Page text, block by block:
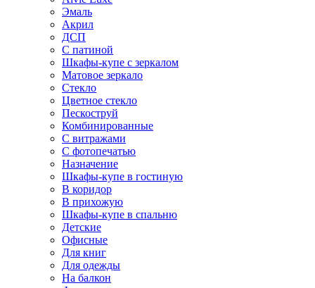
Эмаль
Акрил
ДСП
С патиной
Шкафы-купе с зеркалом
Матовое зеркало
Стекло
Цветное стекло
Пескоструй
Комбинированные
С витражами
С фотопечатью
Назначение
Шкафы-купе в гостиную
В коридор
В прихожую
Шкафы-купе в спальню
Детские
Офисные
Для книг
Для одежды
На балкон